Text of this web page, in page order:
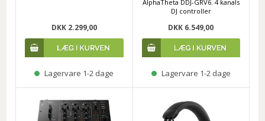
DKK 2.299,00
Lagervare 1-2 dage
AlphaTheta DDJ-GRV6. 4 kanals
DJ controller
DKK 6.549,00
Lagervare 1-2 dage